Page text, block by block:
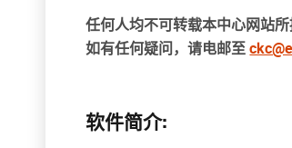
任何人均不可转载本中心网站
如有任何疑问，请电邮至
软件简介: